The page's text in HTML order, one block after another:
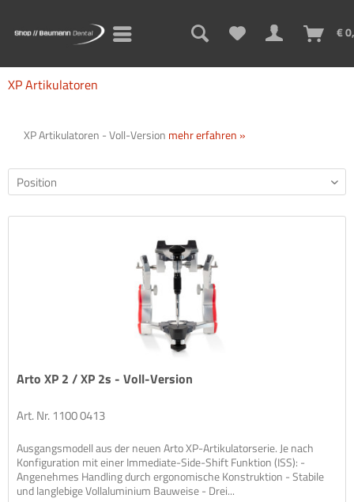
€
XP Artikulatoren
XP Artikulatoren - Voll-Version mehr erfahren »
Arto XP 2 / XP 2s - Voll-Version
Art. Nr. 1100 0413
Ausgangsmodell aus der neuen Arto XP-Artikulatorserie. Je nach
Konfiguration mit einer Immediate-Side-Shift Funktion (ISS): -
Angenehmes Handling durch ergonomische Konstruktion - Stabile
und langlebige Vollaluminium Bauweise - Drei...